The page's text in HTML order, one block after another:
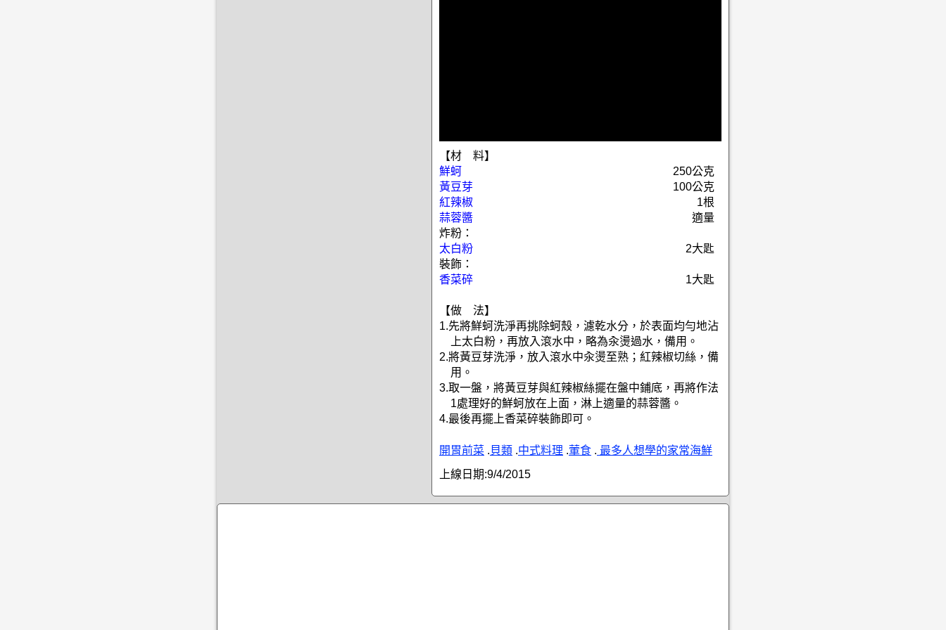
【材 料】
鮮蚵
250公克
黃豆芽
100公克
紅辣椒
1根
蒜蓉醬
適量
炸粉：
太白粉
2大匙
裝飾：
香菜碎
1大匙
【做 法】
1.先將鮮蚵洗淨再挑除蚵殼，濾乾水分，於表面均勻地沾
上太白粉，再放入滾水中，略為汆燙過水，備用。
2.將黃豆芽洗淨，放入滾水中汆燙至熟；紅辣椒切絲，備
用。
3.取一盤，將黃豆芽與紅辣椒絲擺在盤中鋪底，再將作法
1處理好的鮮蚵放在上面，淋上適量的蒜蓉醬。
4.最後再擺上香菜碎裝飾即可。
開胃前菜 .貝類 .中式料理 .葷食 . 最多人想學的家常海鮮
上線日期:9/4/2015